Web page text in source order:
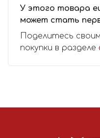
У этого товара
может стать
Поделитесь
покупки в разделе